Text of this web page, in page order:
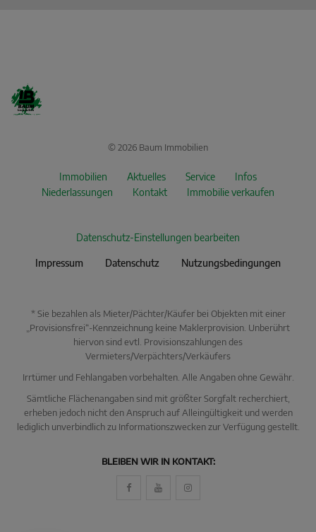
Beschreiben Sie kurz, was Sie suchen.
© 2026 Baum Immobilien
Immobilien Aktuelles Service
Infos
Niederlassungen
Kontakt Immobilie verkaufen
Datenschutz-Einstellungen bearbeiten
Impressum Datenschutz Nutzungsbedingungen
* Sie bezahlen als Mieter/Pächter/Käufer bei Objekten mit einer
„Provisionsfrei“-Kennzeichnung keine Maklerprovision. Unberührt
hiervon sind evtl. Provisionszahlungen des
Vermieters/Verpächters/Verkäufers
Irrtümer und Fehlangaben vorbehalten. Alle Angaben ohne Gewähr.
Sämtliche Flächenangaben sind mit größter Sorgfalt recherchiert,
erheben jedoch nicht den Anspruch auf Alleingültigkeit und werden
lediglich unverbindlich zu Informationszwecken zur Verfügung gestellt.
BLEIBEN WIR IN KONTAKT: